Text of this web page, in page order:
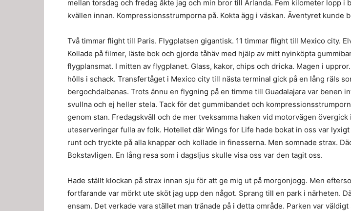
mellan torsdag och fredag åkte jag och min bror till Arlanda. Fem kilometer lopp i
kvällen innan. Kompressionsstrumporna på. Kokta ägg i väskan. Äventyret kunde
Två timmar flight till Paris. Flygplatsen gigantisk. 11 timmar flight till Mexico city.
Kollade på filmer, läste bok och gjorde tåhäv med hjälp av mitt nyinköpta
flygplansmat. I mitten av flygplanet. Glass, kakor, chips och dricka. Magen i
hölls i schack. Transfertåget i Mexico city till nästa terminal gick på en lång räls
bergochdalbanas. Trots ännu en flygning på en timme till Guadalajara var benen
svullna och ej heller stela. Tack för det gummibandet och
genom stan. Fredagskväll och de mer tveksamma haken vid motorvägen övergick
uteserveringar fulla av folk. Hotellet där Wings for Life hade bokat in oss var
runt och tryckte på alla knappar och kollade in finesserna. Men somnade strax.
Bokstavligen. En lång resa som i dagsljus skulle visa oss var den tagit oss.
Hade ställt klockan på strax innan sju för att ge mig ut på morgonjogg. Men
fortfarande var mörkt ute sköt jag upp den något. Sprang till en park i närheten.
ensam. Det verkade vara stället man tränade på i detta område. Parken var